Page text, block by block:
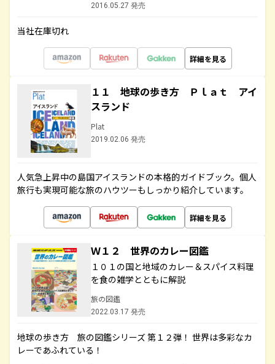
2016.05.27 発売
当社在庫切れ
詳細を見る
１１ 地球の歩き方 Ｐｌａｔ アイ
スランド
Plat
2019.02.06 発売
人気急上昇中の島国アイスランドの本格的ガイドブック。個人
旅行も実現可能な旅のハウツーもしっかり紹介しています。
詳細を見る
Ｗ１２ 世界のカレー図鑑
１０１の国と地域のカレー＆スパイス料理
を食の雑学とともに解説
旅の図鑑
2022.03.17 発売
地球の歩き方 旅の図鑑シリーズ 第１２弾！ 世界は多彩なカ
レーであふれている！